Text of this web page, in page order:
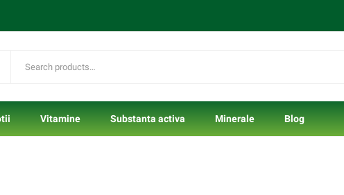
Vitamine Substanta activa Minerale Blog